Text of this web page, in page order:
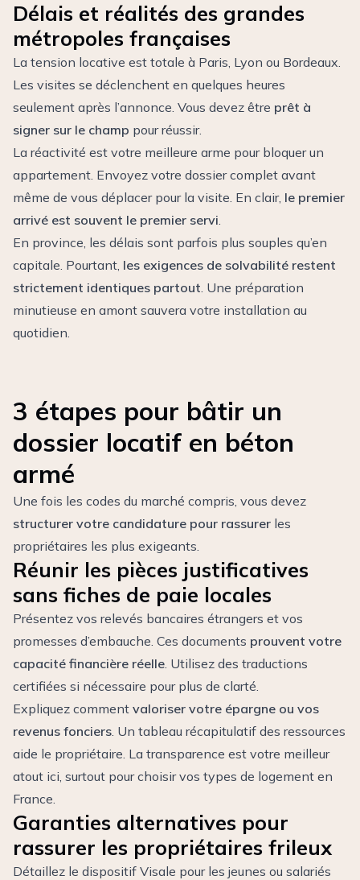
Délais et réalités des grandes
métropoles françaises
La tension locative est totale à Paris, Lyon ou Bordeaux.
Les visites se déclenchent en quelques heures
seulement après l’annonce. Vous devez être prêt à
signer sur le champ pour réussir.
La réactivité est votre meilleure arme pour bloquer un
appartement. Envoyez votre dossier complet avant
même de vous déplacer pour la visite. En clair, le premier
arrivé est souvent le premier servi.
En province, les délais sont parfois plus souples qu’en
capitale. Pourtant, les exigences de solvabilité restent
strictement identiques partout. Une préparation
minutieuse en amont sauvera votre installation au
quotidien.
3 étapes pour bâtir un
dossier locatif en béton
armé
Une fois les codes du marché compris, vous devez
structurer votre candidature pour rassurer les
propriétaires les plus exigeants.
Réunir les pièces justificatives
sans fiches de paie locales
Présentez vos relevés bancaires étrangers et vos
promesses d’embauche. Ces documents prouvent votre
capacité financière réelle. Utilisez des traductions
certifiées si nécessaire pour plus de clarté.
Expliquez comment valoriser votre épargne ou vos
revenus fonciers. Un tableau récapitulatif des ressources
aide le propriétaire. La transparence est votre meilleur
atout ici, surtout pour choisir vos types de logement en
France.
Garanties alternatives pour
rassurer les propriétaires frileux
Détaillez le dispositif Visale pour les jeunes ou salariés